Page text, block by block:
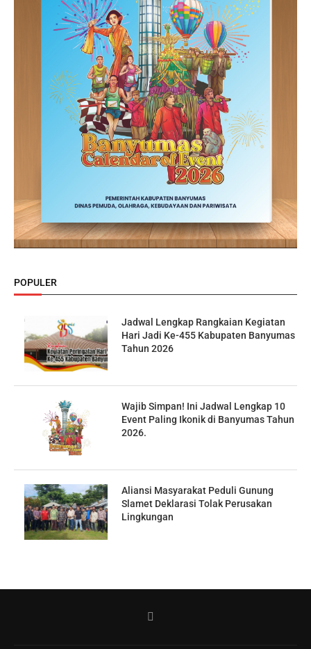
POPULER
Jadwal Lengkap Rangkaian Kegiatan
Hari Jadi Ke-455 Kabupaten Banyumas
Tahun 2026
Wajib Simpan! Ini Jadwal Lengkap 10
Event Paling Ikonik di Banyumas Tahun
2026.
Aliansi Masyarakat Peduli Gunung
Slamet Deklarasi Tolak Perusakan
Lingkungan